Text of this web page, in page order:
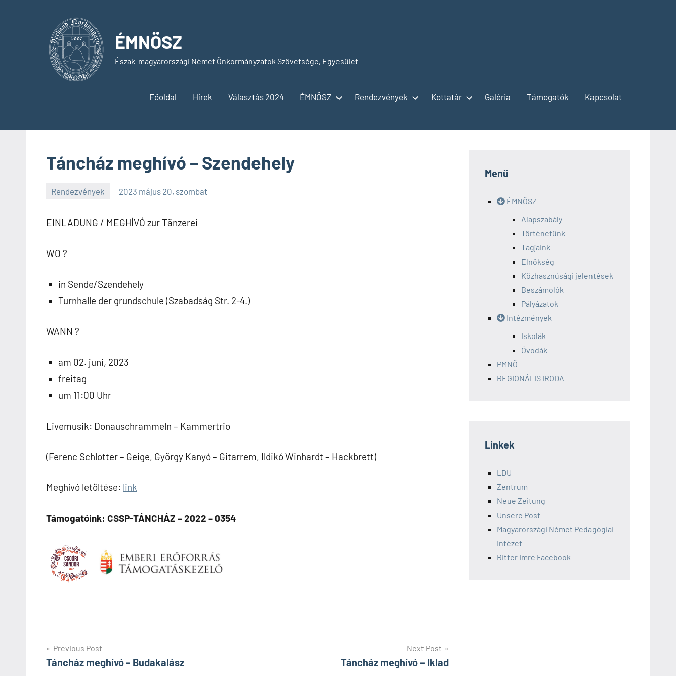
ÉMNÖSZ
Észak-magyarországi Német Önkormányzatok Szövetsége, Egyesület
Főoldal Hírek Választás 2024 ÉMNÖSZ Rendezvények Kottatár Galéria Támogatók Kapcsolat
Táncház meghívó – Szendehely
Rendezvények 2023 május 20, szombat
EINLADUNG / MEGHÍVÓ zur Tänzerei
WO ?
in Sende/Szendehely
Turnhalle der grundschule (Szabadság Str. 2-4.)
WANN ?
am 02. juni, 2023
freitag
um 11:00 Uhr
Livemusik: Donauschrammeln – Kammertrio
(Ferenc Schlotter – Geige, György Kanyó – Gitarrem, Ildikó Winhardt – Hackbrett)
Meghívó letöltése: link
Támogatóink: CSSP-TÁNCHÁZ – 2022 – 0354
Bejegyzés
navigáció
Previous Post
Táncház meghívó – Budakalász
Next Post
Táncház meghívó – Iklad
Menü
ÉMNÖSZ
Alapszabály
Történetünk
Tagjaink
Elnökség
Közhasznúsági jelentések
Beszámolók
Pályázatok
Intézmények
Iskolák
Óvodák
PMNÖ
REGIONÁLIS IRODA
Linkek
LDU
Zentrum
Neue Zeitung
Unsere Post
Magyarországi Német Pedagógiai
Intézet
Ritter Imre Facebook